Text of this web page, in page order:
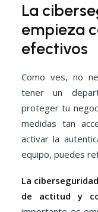
La
empieza
efectivos
Como ves, no
tener un
proteger tu
medidas tan
activar la
equipo, puedes
La
de actitud y